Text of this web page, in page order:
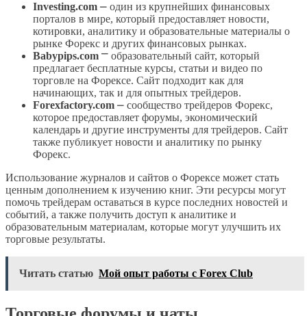
Investing.com ⎼ один из крупнейших финансовых
порталов в мире, который предоставляет новости,
котировки, аналитику и образовательные материалы о
рынке Форекс и других финансовых рынках.
Babypips.com ⎻ образовательный сайт, который
предлагает бесплатные курсы, статьи и видео по
торговле на Форексе. Сайт подходит как для
начинающих, так и для опытных трейдеров.
Forexfactory.com ⎼ сообщество трейдеров Форекс,
которое предоставляет форумы, экономический
календарь и другие инструменты для трейдеров. Сайт
также публикует новости и аналитику по рынку
Форекс.
Использование журналов и сайтов о Форексе может стать
ценным дополнением к изучению книг. Эти ресурсы могут
помочь трейдерам оставаться в курсе последних новостей и
событий, а также получить доступ к аналитике и
образовательным материалам, которые могут улучшить их
торговые результаты.
Читать статью Мой опыт работы с Forex Club